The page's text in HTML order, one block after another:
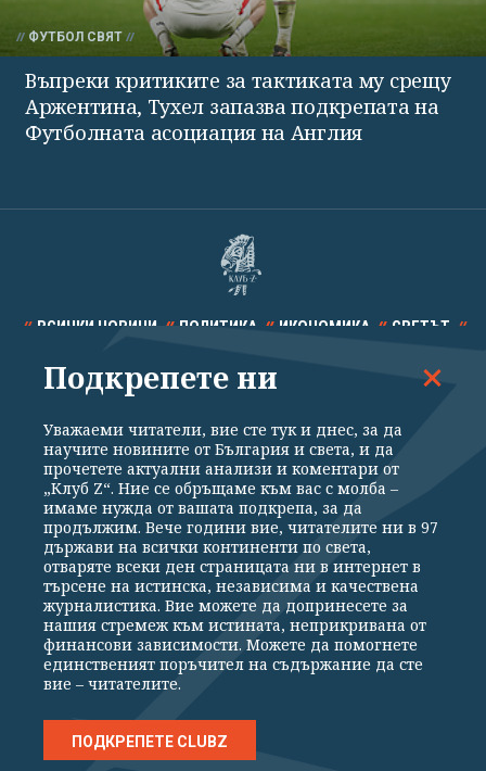
ФУТБОЛ СВЯТ
Въпреки критиките за тактиката му срещу
Аржентина, Тухел запазва подкрепата на
Футболната асоциация на Англия
ВСИЧКИ НОВИНИ ПОЛИТИКА ИКОНОМИКА СВЕТЪТ
СПОРТ КУЛТУРА ТЕХНОЛОГИИ КАЛЕЙДОСКОП
Общи условия
Политика за поверителност
Реклама
Партньори Контакти
За Клуб Z
Екип
Подкрепете ни
Издател на www.clubz.bg е „Клуб Зебра Медия“ ЕООД, София, ул. "Алеко
Константинов" 3. Всички права запазени 2026 „Клуб Зебра Медия“
Препечатването на материали, снимки и видео от www.clubz.bg без
разрешение ще бъде преследвано по съдебен път, съгласно
ОБЩИТЕ УСЛОВИЯ
Подкрепете ни
Уважаеми читатели, вие сте тук и днес, за да
научите новините от България и света, и да
прочетете актуални анализи и коментари от
„Клуб Z“. Ние се обръщаме към вас с молба –
имаме нужда от вашата подкрепа, за да
продължим. Вече години вие, читателите ни в 97
държави на всички континенти по света,
отваряте всеки ден страницата ни в интернет в
търсене на истинска, независима и качествена
журналистика. Вие можете да допринесете за
нашия стремеж към истината, неприкривана от
финансови зависимости. Можете да помогнете
единственият поръчител на съдържание да сте
вие – читателите.
ПОДКРЕПЕТЕ CLUBZ